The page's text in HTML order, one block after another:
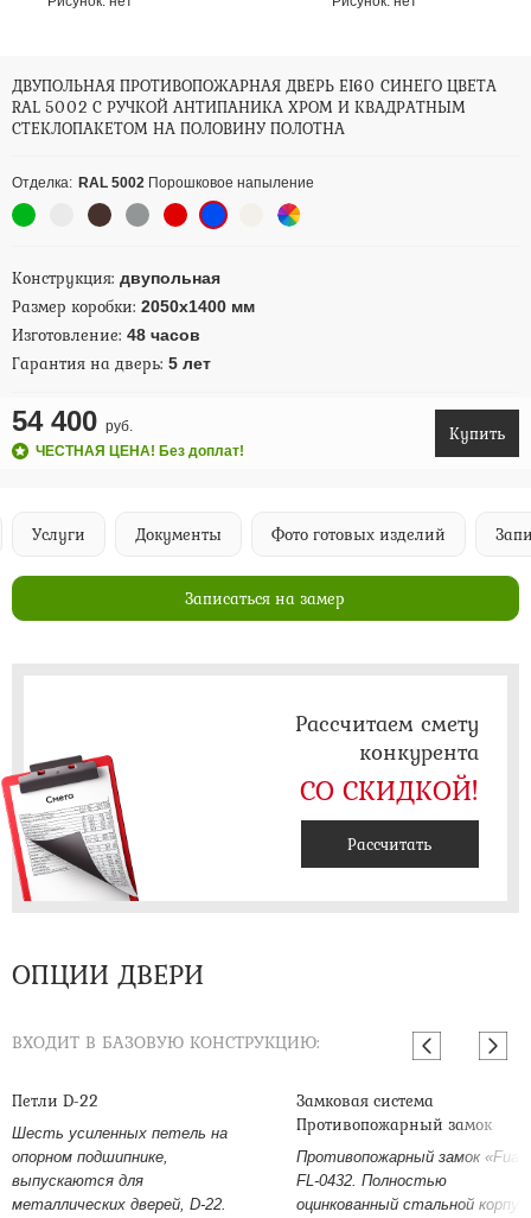
ДВУПОЛЬНАЯ ПРОТИВОПОЖАРНАЯ ДВЕРЬ EI60 СИНЕГО ЦВЕТА
RAL 5002 С РУЧКОЙ АНТИПАНИКА ХРОМ И КВАДРАТНЫМ
СТЕКЛОПАКЕТОМ НА ПОЛОВИНУ ПОЛОТНА
Отделка: RAL 5002 Порошковое напыление
Конструкция: двупольная
Размер коробки: 2050х1400 мм
Изготовление: 48 часов
Гарантия на дверь: 5 лет
54 400 руб.
ЧЕСТНАЯ ЦЕНА! Без доплат!
Купить
Услуги Документы Фото готовых изделий
Записаться на замер
Рассчитаем смету
конкурента
СО СКИДКОЙ!
Рассчитать
ОПЦИИ ДВЕРИ
ВХОДИТ В БАЗОВУЮ КОНСТРУКЦИЮ:
Петли D-22
Шесть усиленных петель на
опорном подшипнике,
выпускаются для
металлических дверей, D-22.
Замковая система
Противопожарный замок
Противопожарный замок
FL-0432. Полностью
оцинкованный стальной корпус.